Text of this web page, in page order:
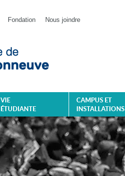
Fondation Nous joindre
VIE
ÉTUDIANTE
CAMPUS ET
INSTALLATIONS